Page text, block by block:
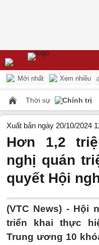
Mới nhất Xem nhiều
Thời sự Chính trị
Xuất bản ngày 20/10/2024
Hơn 1,2
nghị quán
quyết Hội
(VTC News) - Hội
triển khai thực
Trung ương 10